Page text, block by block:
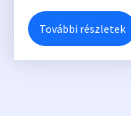
További részletek